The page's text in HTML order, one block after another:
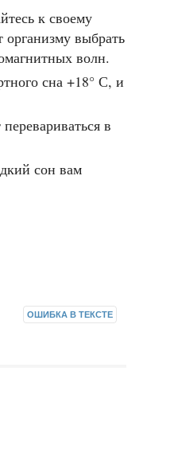
к своему
организму выбрать
волн.
сна +18° С, и
в
сон вам
ОШИБКА В ТЕКСТЕ